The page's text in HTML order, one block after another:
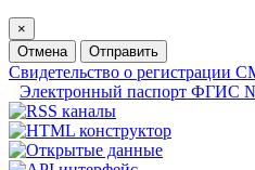
×
Отмена
Отправить
Свидетельство о
Электронный паспорт ФГИС